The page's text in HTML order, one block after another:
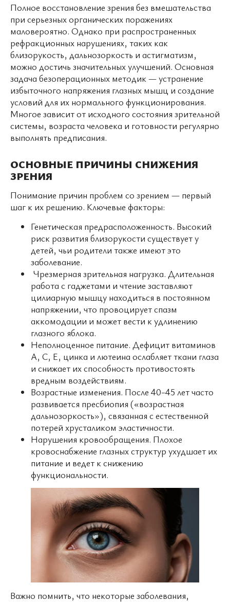
Полное восстановление зрения без вмешательства
при серьезных органических поражениях
маловероятно. Однако при распространенных
рефракционных нарушениях, таких как
близорукость, дальнозоркость и астигматизм,
можно достичь значительных улучшений. Основная
задача безоперационных методик — устранение
избыточного напряжения глазных мышц и создание
условий для их нормального функционирования.
Многое зависит от исходного состояния зрительной
системы, возраста человека и готовности регулярно
выполнять предписания.
ОСНОВНЫЕ ПРИЧИНЫ СНИЖЕНИЯ
ЗРЕНИЯ
Понимание причин проблем со зрением — первый
шаг к их решению. Ключевые факторы:
Генетическая предрасположенность. Высокий
риск развития близорукости существует у
детей, чьи родители также имеют это
заболевание.
Чрезмерная зрительная нагрузка. Длительная
работа с гаджетами и чтение заставляют
цилиарную мышцу находиться в постоянном
напряжении, что провоцирует спазм
аккомодации и может вести к удлинению
глазного яблока.
Неполноценное питание. Дефицит витаминов
А, С, Е, цинка и лютеина ослабляет ткани глаза
и снижает их способность противостоять
вредным воздействиям.
Возрастные изменения. После 40-45 лет часто
развивается пресбиопия («возрастная
дальнозоркость»), связанная с естественной
потерей хрусталиком эластичности.
Нарушения кровообращения. Плохое
кровоснабжение глазных структур ухудшает их
питание и ведет к снижению
функциональности.
Важно помнить, что некоторые заболевания,